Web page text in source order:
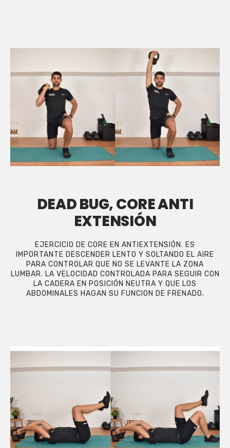
DEAD BUG, CORE ANTI
EXTENSIÓN
EJERCICIO DE CORE EN ANTIEXTENSIÓN. ES
IMPORTANTE DESCENDER LENTO Y SOLTANDO EL AIRE
PARA CONTROLAR QUE NO SE LEVANTE LA ZONA
LUMBAR. LA VELOCIDAD CONTROLADA PARA SEGUIR CON
LA CADERA EN POSICIÓN NEUTRA Y QUE LOS
ABDOMINALES HAGAN SU FUNCION DE FRENADO.